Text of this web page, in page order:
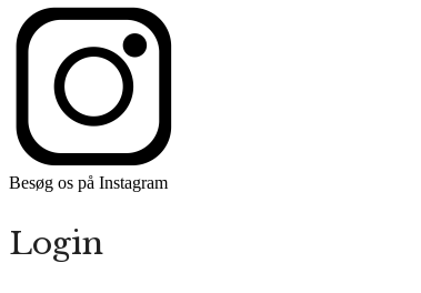
Besøg os på Instagram
Login